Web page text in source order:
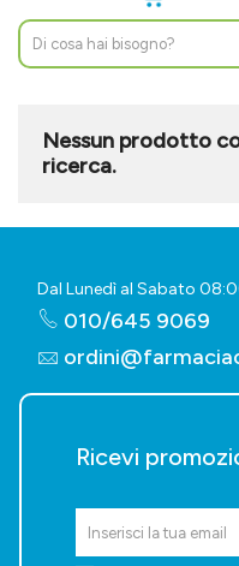
Nessun prodotto
ricerca.
Dal Lunedì al Sabato
010/645 9069
Ricevi